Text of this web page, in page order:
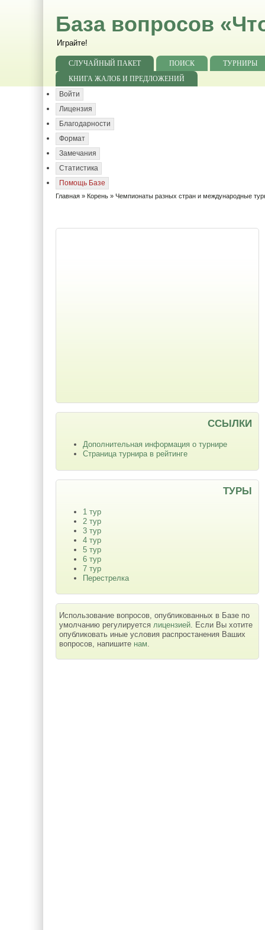
База вопросов
Играйте!
СЛУЧАЙНЫЙ ПАКЕТ ПОИСК
ТУРНИРЫ
КНИГА ЖАЛОБ И ПРЕДЛОЖЕНИЙ
Войти
Лицензия
Благодарности
Формат
Замечания
Статистика
Помощь Базе
Главная » Корень » Чемпионаты разных стран и международные
ССЫЛКИ
Дополнительная информация о турнире
Страница турнира в рейтинге
ТУРЫ
1 тур
2 тур
3 тур
4 тур
5 тур
6 тур
7 тур
Перестрелка
Использование вопросов, опубликованных в Базе по
умолчанию регулируется лицензией . Если Вы хотите
опубликовать иные условия распростанения Ваших
вопросов, напишите нам